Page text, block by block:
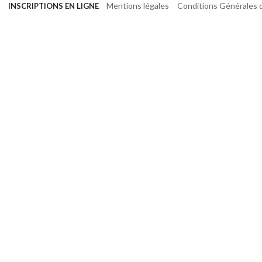
INSCRIPTIONS EN LIGNE Mentions légales Conditions Générales